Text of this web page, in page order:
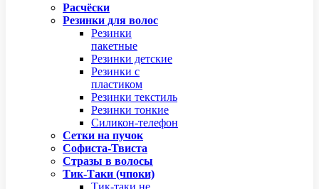
Расчёски
Резинки для волос
Резинки
пакетные
Резинки детские
Резинки с
пластиком
Резинки текстиль
Резинки тонкие
Силикон-телефон
Сетки на пучок
Софиста-Твиста
Стразы в волосы
Тик-Таки (чпоки)
Тик-таки не